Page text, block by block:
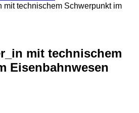
mit technischem Schwerpunkt im
mit technischem
Eisenbahnwesen